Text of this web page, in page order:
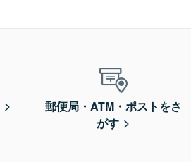
郵便局・ATM・ポストをさ
がす